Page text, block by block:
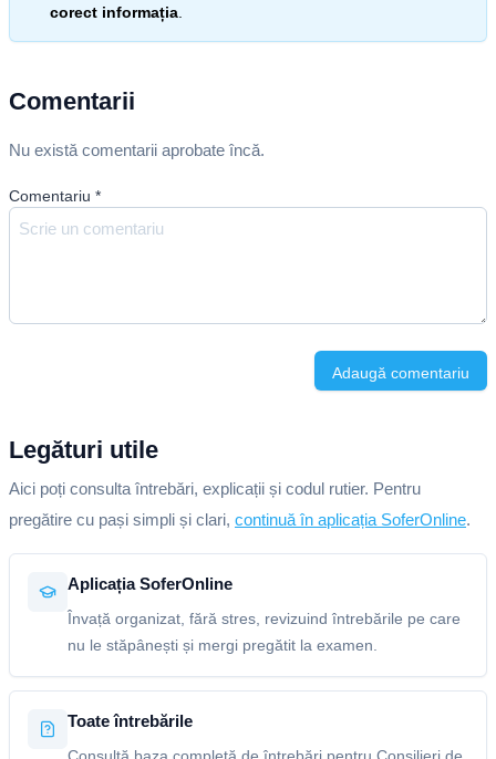
corect informația
Comentarii
Nu există comentarii aprobate încă.
Comentariu *
Adaugă comentariu
Legături utile
Aici poți consulta întrebări, explicații și codul rutier. Pentru
pregătire cu pași simpli și clari, continuă în aplicația SoferOnline.
Aplicația SoferOnline
Învață organizat, fără stres, revizuind întrebările pe care
nu le stăpânești și mergi pregătit la examen.
Toate întrebările